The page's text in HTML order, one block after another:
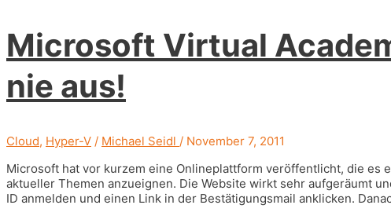
der
nächsten
V
(v3)
Microsoft Virtual
nie aus!
Cloud, Hyper-V / Michael Seidl / November 7, 2011
Microsoft hat vor kurzem eine Onlineplattform veröffentlicht, die es
aktueller Themen anzueignen. Die Website wirkt sehr aufgeräumt
ID anmelden und einen Link in der Bestätigungsmail anklicken.